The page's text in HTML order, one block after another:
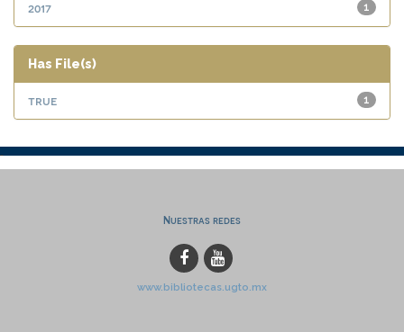
1
2017
Has File(s)
1
true
Nuestras redes
www.bibliotecas.ugto.mx